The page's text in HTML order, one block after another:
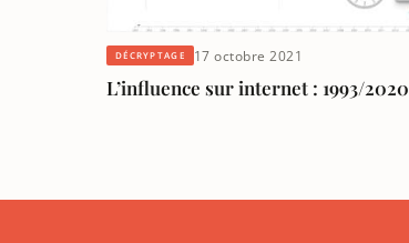
DÉCRYPTAGE 17 octobre 2021
L’influence sur internet : 1993/2020